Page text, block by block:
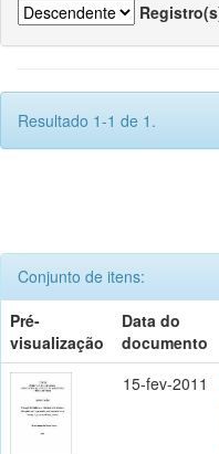
Resultado 1-1 de 1.
Conjunto de itens:
Pré-
visualização
Data do
documento
15-fev-2011